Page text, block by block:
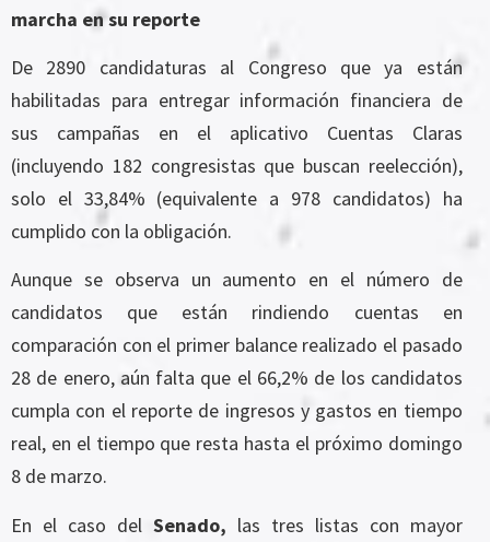
marcha en su reporte
De 2890 candidaturas al Congreso que ya están
habilitadas para entregar información financiera de
sus campañas en el aplicativo Cuentas Claras
(incluyendo 182 congresistas que buscan reelección),
solo el 33,84% (equivalente a 978 candidatos) ha
cumplido con la obligación.
Aunque se observa un aumento en el número de
candidatos que están rindiendo cuentas en
comparación con el primer balance realizado el pasado
28 de enero, aún falta que el 66,2% de los candidatos
cumpla con el reporte de ingresos y gastos en tiempo
real, en el tiempo que resta hasta el próximo domingo
8 de marzo.
En el caso del Senado, las tres listas con mayor